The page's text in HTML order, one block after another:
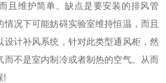
且维护简单。缺点是要安装的排风管
况下可能妨碍实验室维持恒温，而且
设计补风系统，针对此类型通风柜，然
而不是室内制冷或者制热的空气。从而
!